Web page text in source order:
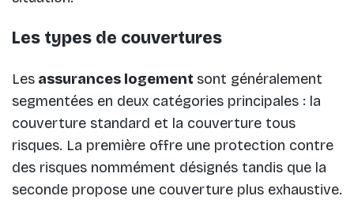
Les types de couvertures
Les assurances logement sont généralement
segmentées en deux catégories principales : la
couverture standard et la couverture tous
risques. La première offre une protection contre
des risques nommément désignés tandis que la
seconde propose une couverture plus exhaustive.